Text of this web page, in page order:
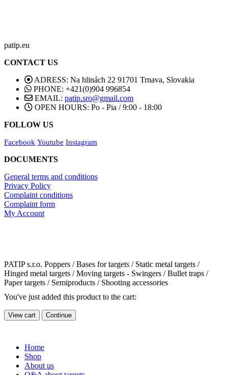
patip.eu
CONTACT US
ADRESS: Na hlinách 22 91701 Trnava, Slovakia
PHONE: +421(0)904 996854
EMAIL: patip.sro@gmail.com
OPEN HOURS: Po - Pia / 9:00 - 18:00
FOLLOW US
Facebook Youtube Instagram
DOCUMENTS
General terms and conditions
Privacy Policy
Complaint conditions
Complaint form
My Account
PATIP s.r.o. Poppers / Bases for targets / Static metal targets /
Hinged metal targets / Moving targets - Swingers / Bullet traps /
Paper targets / Semiproducts / Shooting accessories
You've just added this product to the cart:
View cart Continue
Home
Shop
About us